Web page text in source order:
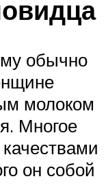
обычно
молоком
Многое
он собой